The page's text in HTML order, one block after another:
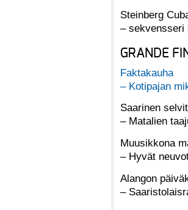
Steinberg
– sekvensseri
GRANDE
Faktakauha
– Kotipajan
Saarinen
– Matalien
Muusikkona
– Hyvät
Alangon
–